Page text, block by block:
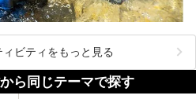
ビティをもっと見る
ら同じテーマで探す